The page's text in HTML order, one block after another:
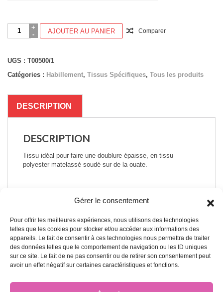
Gérer le consentement
Pour offrir les meilleures expériences, nous utilisons des technologies
telles que les cookies pour stocker et/ou accéder aux informations des
appareils. Le fait de consentir à ces technologies nous permettra de traiter
des données telles que le comportement de navigation ou les ID uniques
sur ce site. Le fait de ne pas consentir ou de retirer son consentement peut
avoir un effet négatif sur certaines caractéristiques et fonctions.
quantité
T00500/1
AJOUTER AU PANIER Comparer
UGS : T00500/1
Catégories : Habillement, Tissus Spécifiques, Tous les produits
DESCRIPTION
DESCRIPTION
Tissu idéal pour faire une doublure épaisse, en tissu
polyester matelassé soudé sur de la ouate.
A PROPOS DE NOUS
A propos
Blog